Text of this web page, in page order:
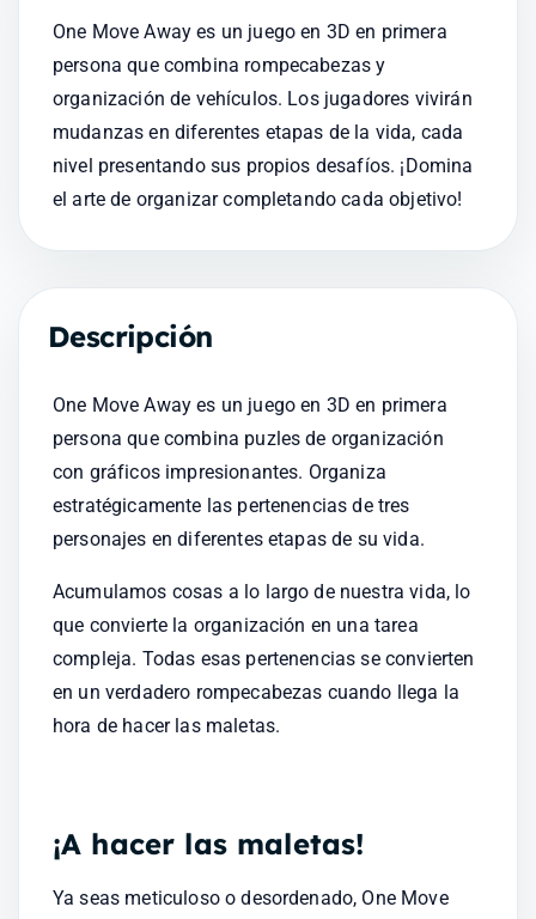
One Move Away es un juego en 3D en primera
persona que combina rompecabezas y
organización de vehículos. Los jugadores vivirán
mudanzas en diferentes etapas de la vida, cada
nivel presentando sus propios desafíos. ¡Domina
el arte de organizar completando cada objetivo!
Descripción
One Move Away es un juego en 3D en primera
persona que combina puzles de organización
con gráficos impresionantes. Organiza
estratégicamente las pertenencias de tres
personajes en diferentes etapas de su vida.
Acumulamos cosas a lo largo de nuestra vida, lo
que convierte la organización en una tarea
compleja. Todas esas pertenencias se convierten
en un verdadero rompecabezas cuando llega la
hora de hacer las maletas.
¡A hacer las maletas!
Ya seas meticuloso o desordenado, One Move